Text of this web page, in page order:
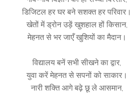
डिजिटल हर घर बने सशक्त हर परिवार।
खेतों में ड्रोन उड़ें खुशहाल हों किसान,
मेहनत से भर जाएँ खुशियों का मैदान।
विद्यालय बनें सभी सीखने का द्वार,
युवा करें मेहनत से सपनों को साकार।
नारी शक्ति आगे बढ़े छू ले आसमान,